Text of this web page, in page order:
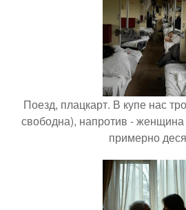
Поезд, плацкарт. В купе нас
свободна), напротив - женщина
примерно